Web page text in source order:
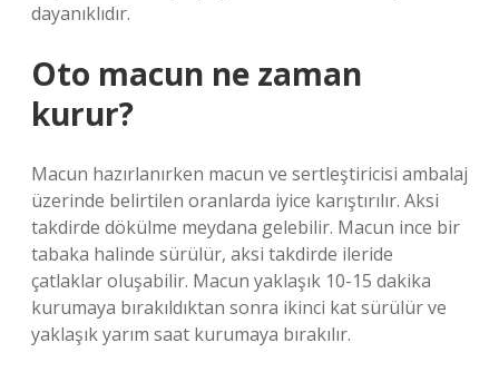
dayanıklıdır.
Oto macun ne zaman
kurur?
Macun hazırlanırken macun ve sertleştiricisi ambalaj
üzerinde belirtilen oranlarda iyice karıştırılır. Aksi
takdirde dökülme meydana gelebilir. Macun ince bir
tabaka halinde sürülür, aksi takdirde ileride
çatlaklar oluşabilir. Macun yaklaşık 10-15 dakika
kurumaya bırakıldıktan sonra ikinci kat sürülür ve
yaklaşık yarım saat kurumaya bırakılır.